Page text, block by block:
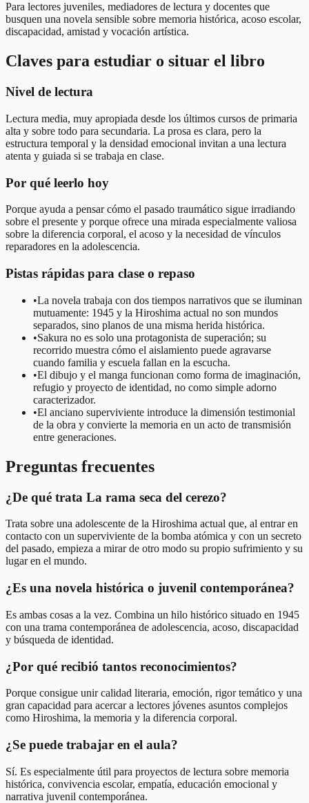
Para lectores juveniles, mediadores de lectura y docentes que
busquen una novela sensible sobre memoria histórica, acoso escolar,
discapacidad, amistad y vocación artística.
Claves para estudiar o situar el libro
Nivel de lectura
Lectura media, muy apropiada desde los últimos cursos de primaria
alta y sobre todo para secundaria. La prosa es clara, pero la
estructura temporal y la densidad emocional invitan a una lectura
atenta y guiada si se trabaja en clase.
Por qué leerlo hoy
Porque ayuda a pensar cómo el pasado traumático sigue irradiando
sobre el presente y porque ofrece una mirada especialmente valiosa
sobre la diferencia corporal, el acoso y la necesidad de vínculos
reparadores en la adolescencia.
Pistas rápidas para clase o repaso
•La novela trabaja con dos tiempos narrativos que se iluminan
mutuamente: 1945 y la Hiroshima actual no son mundos
separados, sino planos de una misma herida histórica.
•Sakura no es solo una protagonista de superación; su
recorrido muestra cómo el aislamiento puede agravarse
cuando familia y escuela fallan en la escucha.
•El dibujo y el manga funcionan como forma de imaginación,
refugio y proyecto de identidad, no como simple adorno
caracterizador.
•El anciano superviviente introduce la dimensión testimonial
de la obra y convierte la memoria en un acto de transmisión
entre generaciones.
Preguntas frecuentes
¿De qué trata La rama seca del cerezo?
Trata sobre una adolescente de la Hiroshima actual que, al entrar en
contacto con un superviviente de la bomba atómica y con un secreto
del pasado, empieza a mirar de otro modo su propio sufrimiento y su
lugar en el mundo.
¿Es una novela histórica o juvenil contemporánea?
Es ambas cosas a la vez. Combina un hilo histórico situado en 1945
con una trama contemporánea de adolescencia, acoso, discapacidad
y búsqueda de identidad.
¿Por qué recibió tantos reconocimientos?
Porque consigue unir calidad literaria, emoción, rigor temático y una
gran capacidad para acercar a lectores jóvenes asuntos complejos
como Hiroshima, la memoria y la diferencia corporal.
¿Se puede trabajar en el aula?
Sí. Es especialmente útil para proyectos de lectura sobre memoria
histórica, convivencia escolar, empatía, educación emocional y
narrativa juvenil contemporánea.